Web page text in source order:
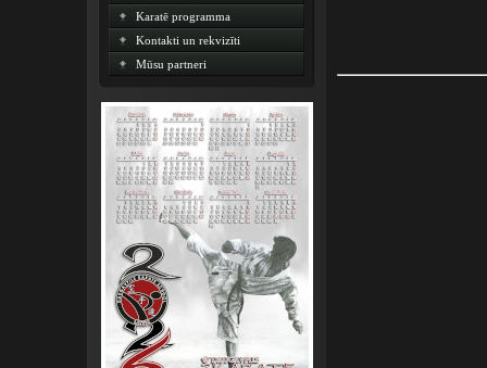
Karatē programma
Kontakti un rekvizīti
Mūsu partneri